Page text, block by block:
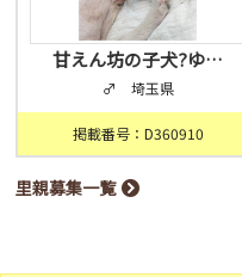
甘えん坊の子犬?ゆ…
♂ 埼玉県
掲載番号：D360910
里親募集一覧